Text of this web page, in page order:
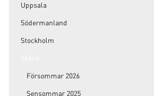
Uppsala
Södermanland
Stockholm
Försommar 2026
Sensommar 2025